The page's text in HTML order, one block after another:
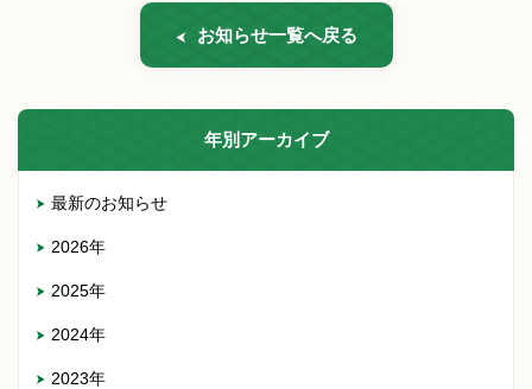
お知らせ一覧へ戻る
年別アーカイブ
最新のお知らせ
2026年
2025年
2024年
2023年